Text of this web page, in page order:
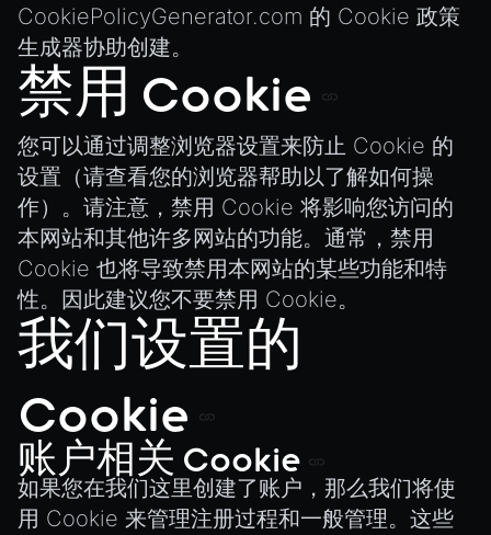
CookiePolicyGenerator.com 的 Cookie 政策
生成器协助创建。
禁用 Cookie
您可以通过调整浏览器设置来防止 Cookie 的
设置（请查看您的浏览器帮助以了解如何操
作）。请注意，禁用 Cookie 将影响您访问的
本网站和其他许多网站的功能。通常，禁用
Cookie 也将导致禁用本网站的某些功能和特
性。因此建议您不要禁用 Cookie。
我们设置的
Cookie
账户相关 Cookie
如果您在我们这里创建了账户，那么我们将使
用 Cookie 来管理注册过程和一般管理。这些
ParticleEffectManager
Physics
Pipeline
PipelineManager
ProbeVolumeScenario
ProbeVolumeScenarioManager
RayHit
Resource
ResourceManager
Scene
SceneResource
Texture
TextureManager
UTILS